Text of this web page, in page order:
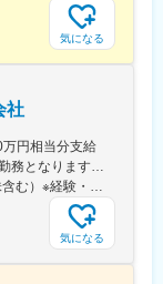
べ、育休復帰率
気になる
社
円相当分支給
【U・Iターン歓迎】全国の拠点いずれかでの勤務となります。★ご希望を考慮して配属■北海道・東北・北海道札幌市・宮城県仙台市■関東・茨城県土浦市・群馬県高崎市・埼玉県さいたま市／埼玉県三郷市・神奈川県横浜市／神奈川県川崎市／神奈川県平塚市・千葉県千葉市・東京都新宿区／東京都板橋区／東京都墨田区／東京都世田谷区■中部・愛知県名古屋市・岐阜県本巣市・静岡県浜松市／静岡県静岡市・石川県金沢市・富山県富山市■関西・三重県津市・大阪府堺市／大阪府大阪市・兵庫県神戸市■中国・四国・岡山県岡山市・広島県広島市・山口県下関市■九州・沖縄・福岡県福岡市・沖縄県豊見城市
年俸制800万円～（インセンティブ+テスラ株含む）※経験・能力などを考慮のうえ決定※年俸を12分割して月々支給※テスラ株400万円相当を支給（1年に100万円相当を支給）
気になる